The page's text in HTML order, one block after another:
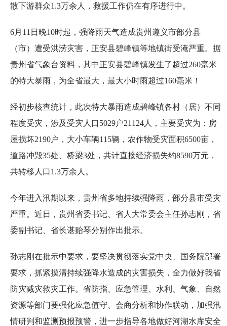
散下游群众1.3万余人，救援工作仍在有序进行中。
6月11日晚10时起，强降雨天气造成贵州遵义市部分县
（市）遭受洪涝灾害，正安县碧峰镇等地镇街受淹严重。据
贵州省气象台资料，其中正安县碧峰镇发生了超过260毫米
的特大暴雨，为全省最大，最大小时雨超过160毫米！
经初步核查统计，此次特大暴雨造成碧峰镇各村（居）不同
程度受灾，涉及受灾人口5029户21124人，主要受灾为：房
屋损坏2190户，大小车辆115辆，农作物受灾面积6500亩，
道路冲毁35处、桥梁3处，共计直接经济损失约8590万元，
共转移人口1.3万余人。
今年进入汛期以来，贵州省多地持续强降雨，部分县市受灾
严重。近日，贵州省委书记、省人大常委会主任孙志刚，省
委副书记、省长谌贻琴分别作出批示。
孙志刚在批示中要求，要坚决贯彻落实党中央、国务院部署
要求，抓紧摸清持续强降水造成的灾害损失，全力做好我省
防灾减灾救灾工作。省防指、应急管理、水利、气象、自然
资源等部门要强化应急值守、会商分析和协作联动，加强汛
情研判和监测预报预警，进一步指导各地做好河湖水库安全